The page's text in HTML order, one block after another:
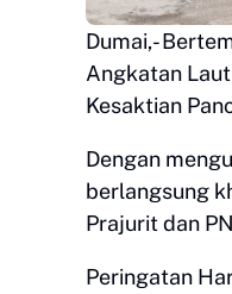
Dumai,-
Angkatan
Kesaktian
Dengan
berlangsung
Prajurit dan
Peringatan